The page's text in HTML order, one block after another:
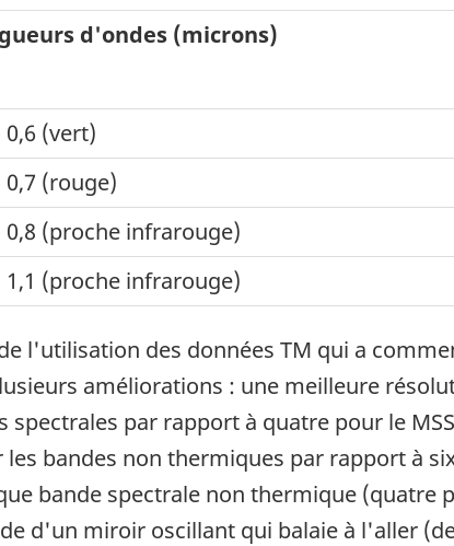
d'ondes (microns)
0,6 (vert)
0,7 (rouge)
0,8 (proche infrarouge)
1,1 (proche infrarouge)
l'utilisation des données TM qui a
améliorations : une meilleure
par rapport à quatre pour le
bandes non thermiques par rapport à
bande spectrale non thermique (quatre
d'un miroir oscillant qui balaie à l'aller